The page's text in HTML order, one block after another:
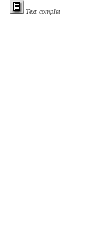
Text complet